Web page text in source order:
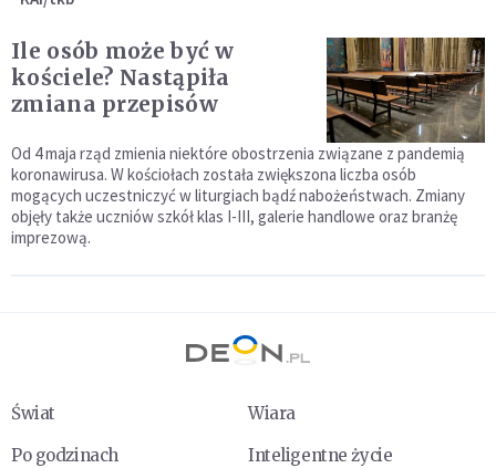
Ile osób może być w
kościele? Nastąpiła
zmiana przepisów
Od 4 maja rząd zmienia niektóre obostrzenia związane z pandemią
koronawirusa. W kościołach została zwiększona liczba osób
mogących uczestniczyć w liturgiach bądź nabożeństwach. Zmiany
objęły także uczniów szkół klas I-III, galerie handlowe oraz branżę
imprezową.
Świat
Wiara
Po godzinach
Inteligentne życie